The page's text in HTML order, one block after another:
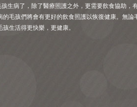
生病了，除了醫療照護之外，更需要飲食協助，
的毛孩們將會有更好的飲食照護以恢復健康。無論
生活得更快樂，更健康。